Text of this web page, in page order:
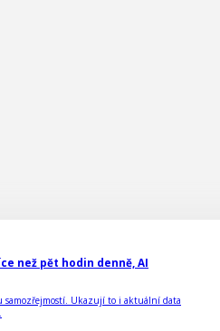
než pět hodin denně, AI
Ukazují to i aktuální data